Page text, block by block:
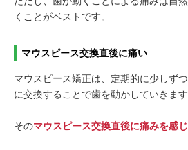
くことがベストです。
マウスピース交換直後に痛い
マウスピース矯正は、定期的に少しず
に交換することで歯を動かしていきます
そのマウスピース交換直後に痛みを感